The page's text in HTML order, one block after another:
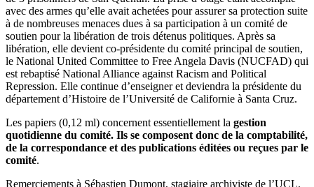
avec des armes qu’elle avait achetées pour assurer sa protection suite
à de nombreuses menaces dues à sa participation à un comité de
soutien pour la libération de trois détenus politiques. Après sa
libération, elle devient co-présidente du comité principal de soutien,
le National United Committee to Free Angela Davis (NUCFAD) qui
est rebaptisé National Alliance against Racism and Political
Repression. Elle continue d’enseigner et deviendra la présidente du
département d’Histoire de l’Université de Californie à Santa Cruz.
Les papiers (0,12 ml) concernent essentiellement la gestion
quotidienne du comité. Ils se composent donc de la comptabilité,
de la correspondance et des publications éditées ou reçues par le
comité.
Remerciements à Sébastien Dumont, stagiaire archiviste de l’UCL.